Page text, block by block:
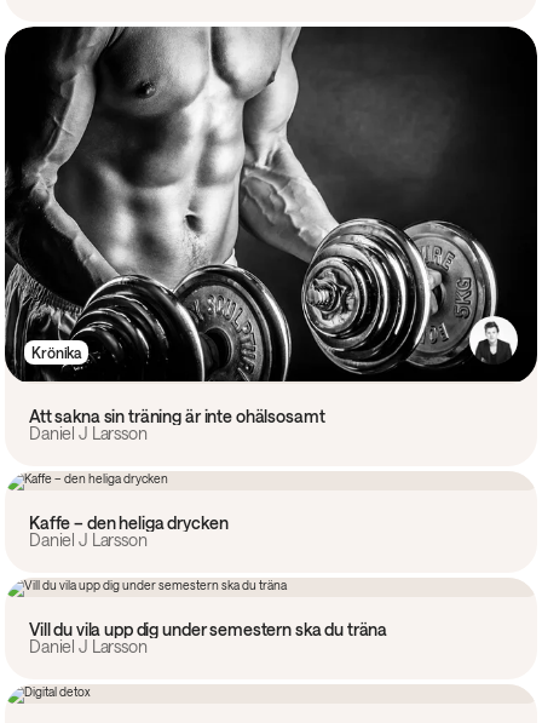
Krönika
Att sakna sin träning är inte ohälsosamt
Daniel J Larsson
Kaffe – den heliga drycken
Daniel J Larsson
Vill du vila upp dig under semestern ska du träna
Daniel J Larsson